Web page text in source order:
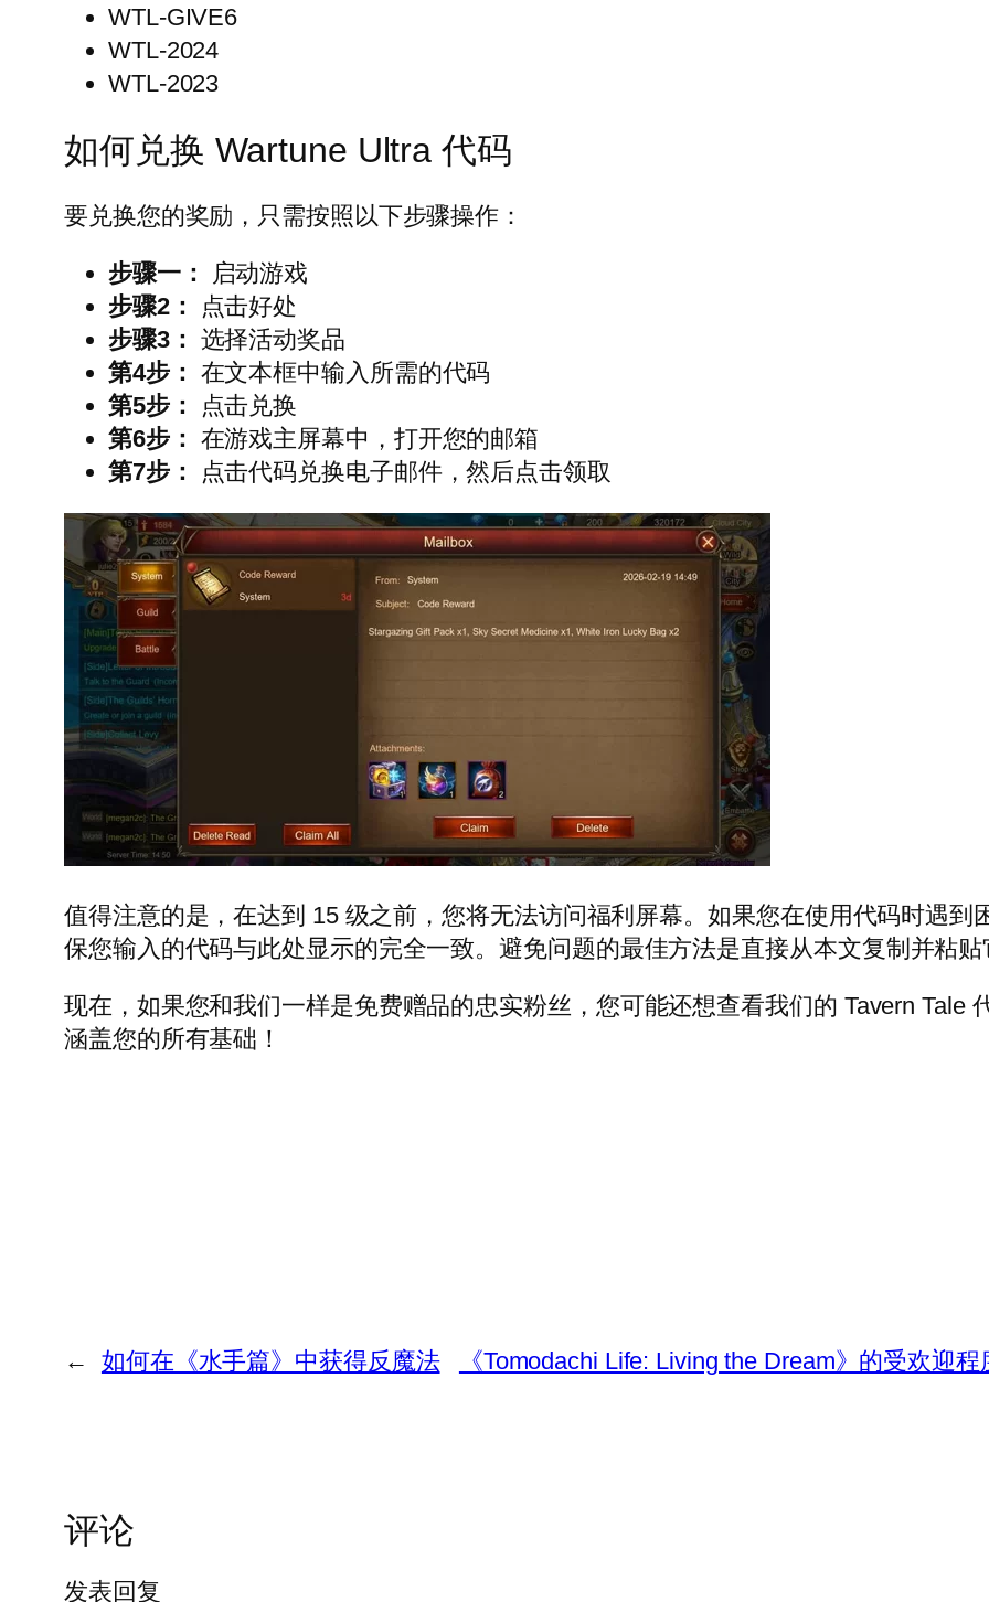
WTL-GIVE6
WTL-2024
WTL-2023
如何兑换 Wartune Ultra 代码
要兑换您的奖励，只需按照以下步骤操作：
步骤一：
启动游戏
步骤2：
点击好处
步骤3： 选择活动奖品
第4步： 在文本框中输入所需的代码
第5步：
点击兑换
第6步： 在游戏主屏幕中，打开您的邮箱
第7步：
点击代码兑换电子邮件，然后点击领取
值得注意的是，在达到 15 级之前，您将无法访问福利屏幕。如果您在使用代码时遇
保您输入的代码与此处显示的完全一致。避免问题的最佳方法是直接从本文复制并粘贴
现在，如果您和我们一样是免费赠品的忠实粉丝，您可能还想查看我们的 Tavern Tale
涵盖您的所有基础！
← 如何在《水手篇》中获得反魔法 《Tomodachi Life: Living the Dream》的受欢迎
评论
发表回复